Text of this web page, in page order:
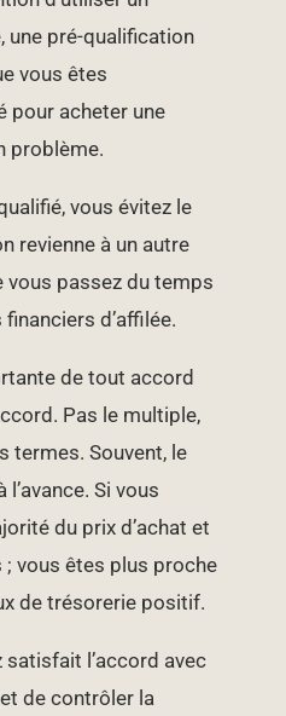
une pré-qualification
vous êtes
pour acheter une
problème.
vous évitez le
revienne à un autre
vous passez du temps
d’affilée.
de tout accord
Pas le multiple,
termes. Souvent, le
Si vous
du prix d’achat et
; vous êtes plus proche
de trésorerie positif.
satisfait l’accord avec
de contrôler la